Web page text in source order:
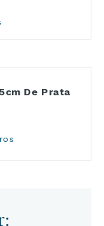
De Prata